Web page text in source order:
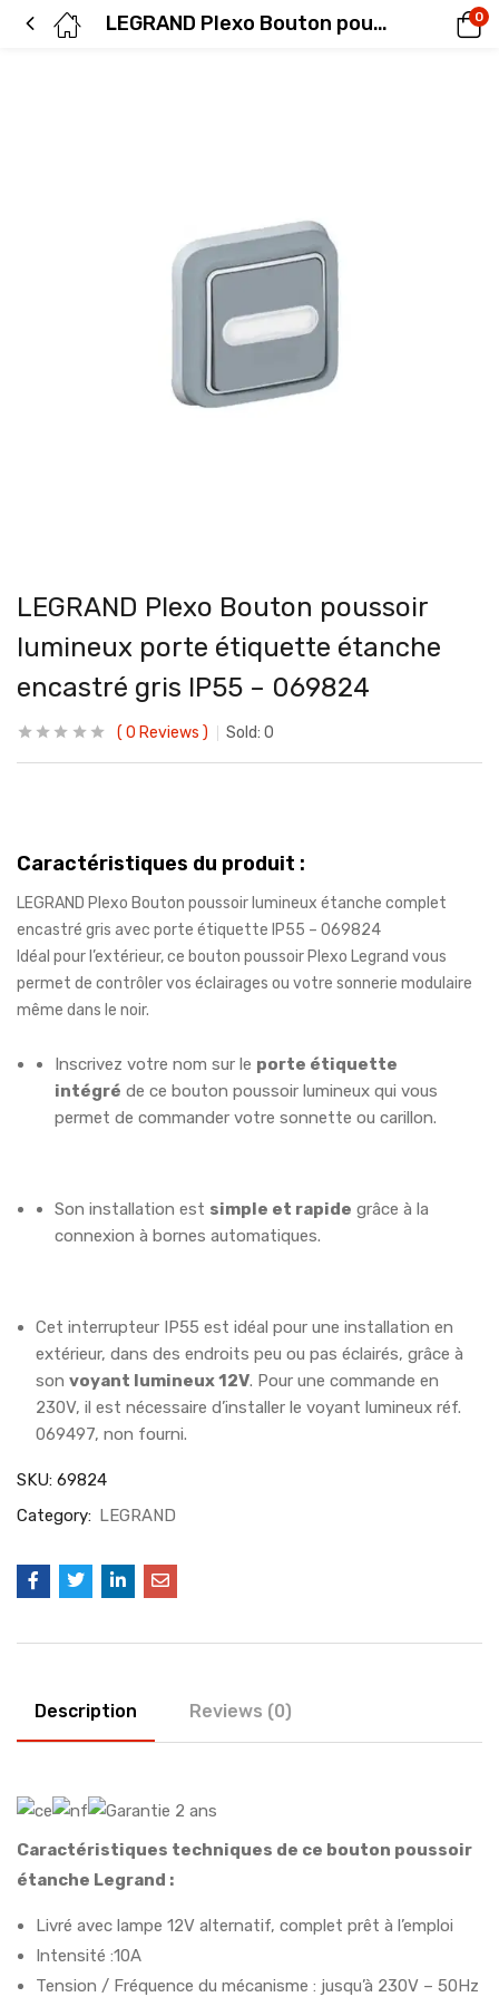
LEGRAND Plexo Bouton poussoir lumineux porte étiquette étanche encastré gris IP55 – 069824 0
LEGRAND Plexo Bouton poussoir
lumineux porte étiquette étanche
encastré gris IP55 – 069824
0 Reviews Sold: 0
Caractéristiques du produit :
LEGRAND Plexo Bouton poussoir lumineux étanche complet
encastré gris avec porte étiquette IP55 – 069824
Idéal pour l’extérieur, ce bouton poussoir Plexo Legrand vous
permet de contrôler vos éclairages ou votre sonnerie modulaire
même dans le noir.
Inscrivez votre nom sur le porte étiquette
intégré de ce bouton poussoir lumineux qui vous
permet de commander votre sonnette ou carillon.
Son installation est simple et rapide grâce à la
connexion à bornes automatiques.
Cet interrupteur IP55 est idéal pour une installation en
extérieur, dans des endroits peu ou pas éclairés, grâce à
son voyant lumineux 12V. Pour une commande en
230V, il est nécessaire d’installer le voyant lumineux réf.
069497, non fourni.
SKU: 69824
Category: LEGRAND
Description Reviews (0)
Caractéristiques techniques de ce bouton poussoir
étanche Legrand :
Livré avec lampe 12V alternatif, complet prêt à l’emploi
Intensité :10A
Tension / Fréquence du mécanisme : jusqu’à 230V – 50Hz